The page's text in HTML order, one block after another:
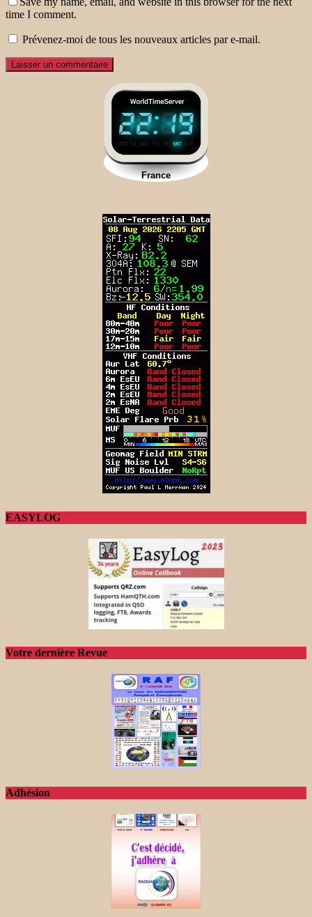
time I comment.
Prévenez-moi de tous les nouveaux articles par e-mail.
EASYLOG
Votre dernière Revue
Adhésion